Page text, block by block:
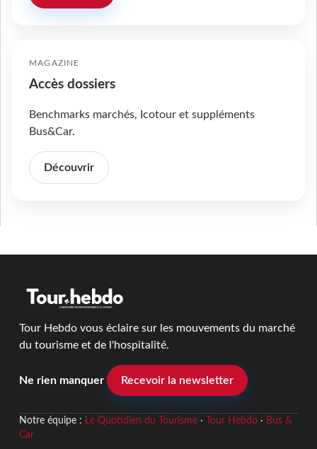
MAGAZINE
Accès dossiers
Benchmarks marchés, Icotour et suppléments
Bus&Car.
Découvrir
Tour Hebdo vous éclaire sur les mouvements du marché
du tourisme et de l'hospitalité.
Ne rien manquer Recevoir la newsletter
Notre équipe : Le Quotidien du Tourisme· Tour Hebdo· Bus &
Car